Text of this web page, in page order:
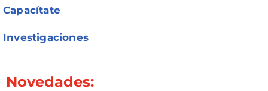
Capacítate
Investigaciones
Novedades: